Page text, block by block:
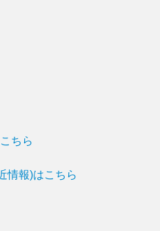
ちら
情報)はこちら